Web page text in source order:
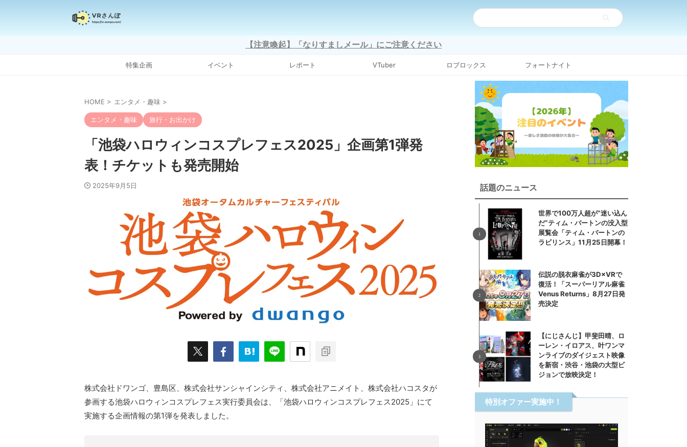
【注意喚起】「なりすましメール」にご注意ください
特集企画 イベント レポート VTuber ロブロックス フォートナイト
HOME > エンタメ・趣味 >
エンタメ・趣味 旅行・お出かけ
「池袋ハロウィンコスプレフェス2025」企画第1弾発
表！チケットも発売開始
2025年9月5日
株式会社ドワンゴ、豊島区、株式会社サンシャインシティ、株式会社アニメイト、株式会社ハコスタが
参画する池袋ハロウィンコスプレフェス実行委員会は、「池袋ハロウィンコスプレフェス2025」にて
実施する企画情報の第1弾を発表しました。
話題のニュース
世界で100万人超が“迷い込ん
だ”ティム・バートンの没入型
展覧会「ティム・バートンの
ラビリンス」11月25日開幕！
伝説の脱衣麻雀が3D×VRで
復活！「スーパーリアル麻雀
Venus Returns」8月27日発
売決定
【にじさんじ】甲斐田晴、ロ
ーレン・イロアス、叶ワンマ
ンライブのダイジェスト映像
を新宿・渋谷・池袋の大型ビ
ジョンで放映決定！
特別オファー実施中！